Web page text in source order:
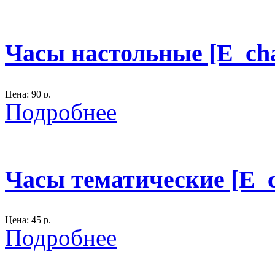
Надпись "Домик маленькой феи"
Часы настольные
Цена: 90 р.
Размер: 25х21 см.
300
Подробнее
Часы тематические
Цена: 45 р.
Размер: D- 25 см.
Подробнее